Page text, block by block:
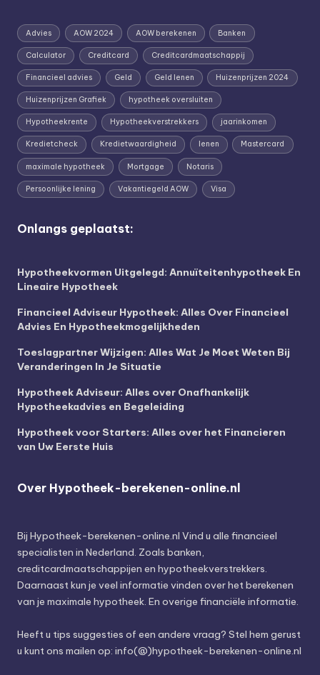
Advies AOW 2024 AOW berekenen Banken
Calculator Creditcard Creditcardmaatschappij
Financieel advies Geld Geld lenen Huizenprijzen 2024
Huizenprijzen Grafiek hypotheek oversluiten
Hypotheekrente Hypotheekverstrekkers jaarinkomen
Kredietcheck Kredietwaardigheid lenen Mastercard
maximale hypotheek Mortgage Notaris
Persoonlijke lening Vakantiegeld AOW Visa
Onlangs geplaatst:
Hypotheekvormen Uitgelegd: Annuïteitenhypotheek En
Lineaire Hypotheek
Financieel Adviseur Hypotheek: Alles Over Financieel
Advies En Hypotheekmogelijkheden
Toeslagpartner Wijzigen: Alles Wat Je Moet Weten Bij
Veranderingen In Je Situatie
Hypotheek Adviseur: Alles over Onafhankelijk
Hypotheekadvies en Begeleiding
Hypotheek voor Starters: Alles over het Financieren
van Uw Eerste Huis
Over Hypotheek-berekenen-online.nl
Bij Hypotheek-berekenen-online.nl Vind u alle financieel
specialisten in Nederland. Zoals banken,
creditcardmaatschappijen en hypotheekverstrekkers.
Daarnaast kun je veel informatie vinden over het berekenen
van je maximale hypotheek. En overige financiële informatie.
Heeft u tips suggesties of een andere vraag? Stel hem gerust
u kunt ons mailen op: info(@)hypotheek-berekenen-online.nl